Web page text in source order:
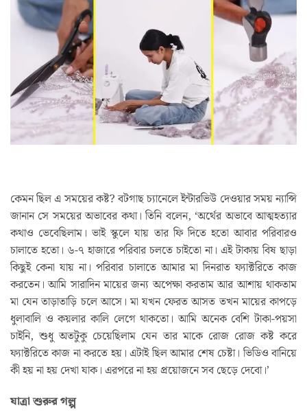
কেমন ছিল এ সময়ের কষ্ট? বটগাছ চ্যানেলে ইন্টারভিউ দেওয়ার সময় ন্যান্সি
জানান সে সময়ের অভাবের কথা। তিনি বলেন, ‘অর্থের অভাবে আত্মহত্যার
কথাও ভেবেছিলাম। ভাই স্কুলে যায় তার ফি দিতে হতো আবার পরিবারও
চালাতে হতো। ৬-৭ হাজারে পরিবার চলতে চাইতো না। এই টাকায় বিষ ছাড়া
কিছুই কেনা যায় না। পরিবার চালাতে আমার মা দিনরাত ফ্যাক্টরিতে কাজ
করতেন। আমি সারাদিন মায়ের জন্য অপেক্ষা করতাম আর আশায় থাকতাম
মা যেন তাড়াতাড়ি চলে আসে। মা যখন ফেরত আসত তখন মায়ের কাপড়ে
ধুলাবালি ও কয়লার কালি লেগে থাকতো। আমি অনেক বেশি টাকা-পয়সা
চাইনি, শুধু অতটুকু চেয়েছিলাম যেন তার মাকে রোজ রোজ কষ্ট করে
ফ্যাক্টরিতে কাজ না করতে হয়। এটাই ছিল আমার শেষ চেষ্টা। ভিডিও বানিয়ে
কী হয় না হয় দেখা যাক। এরপরে না হয় প্রয়োজনে সব ছেড়ে দেবো।’
যাত্রা শুরুর গল্প